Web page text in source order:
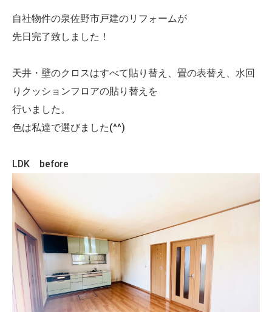
自社物件の泉佐野市戸建のリフォームが
先日完了致しました！
天井・壁のクロスはすべて貼り替え、畳の表替え、水回
りクッションフロアの貼り替えを
行いました。
色は私達で選びました(^^)
LDK before